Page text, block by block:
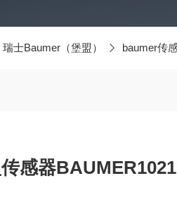
瑞士Baumer（堡盟） baumer传
感器